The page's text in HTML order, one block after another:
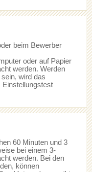
beim Bewerber
oder auf Papier
werden. Werden
wird das
Einstellungstest
60 Minuten und 3
bei einem 3-
werden. Bei den
können